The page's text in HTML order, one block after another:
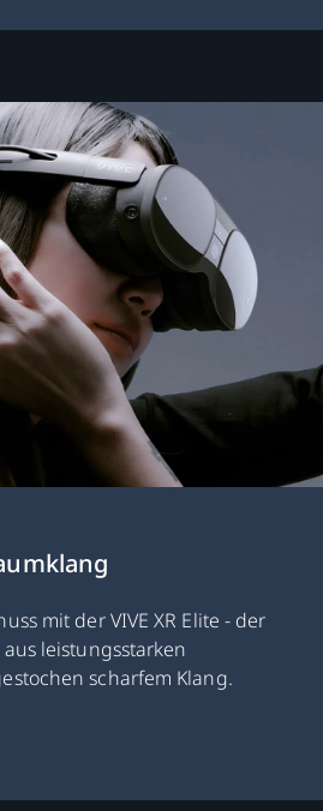
mit der VIVE XR Elite - der
leistungsstarken
scharfem Klang.